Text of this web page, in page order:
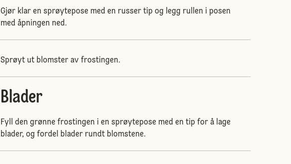
Gjør klar en sprøytepose med en russer tip og legg rullen i posen
med åpningen ned.
Sprøyt ut blomster av frostingen.
Blader
Fyll den grønne frostingen i en sprøytepose med en tip for å lage
blader, og fordel blader rundt blomstene.